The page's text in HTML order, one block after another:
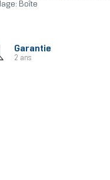
Boîte
Garantie
2 ans